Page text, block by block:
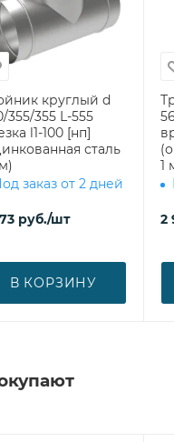
круглый d
355/355 L-555
l1-100 [нп]
сталь
заказ от 2 дней
руб./шт
В КОРЗИНУ
1
2